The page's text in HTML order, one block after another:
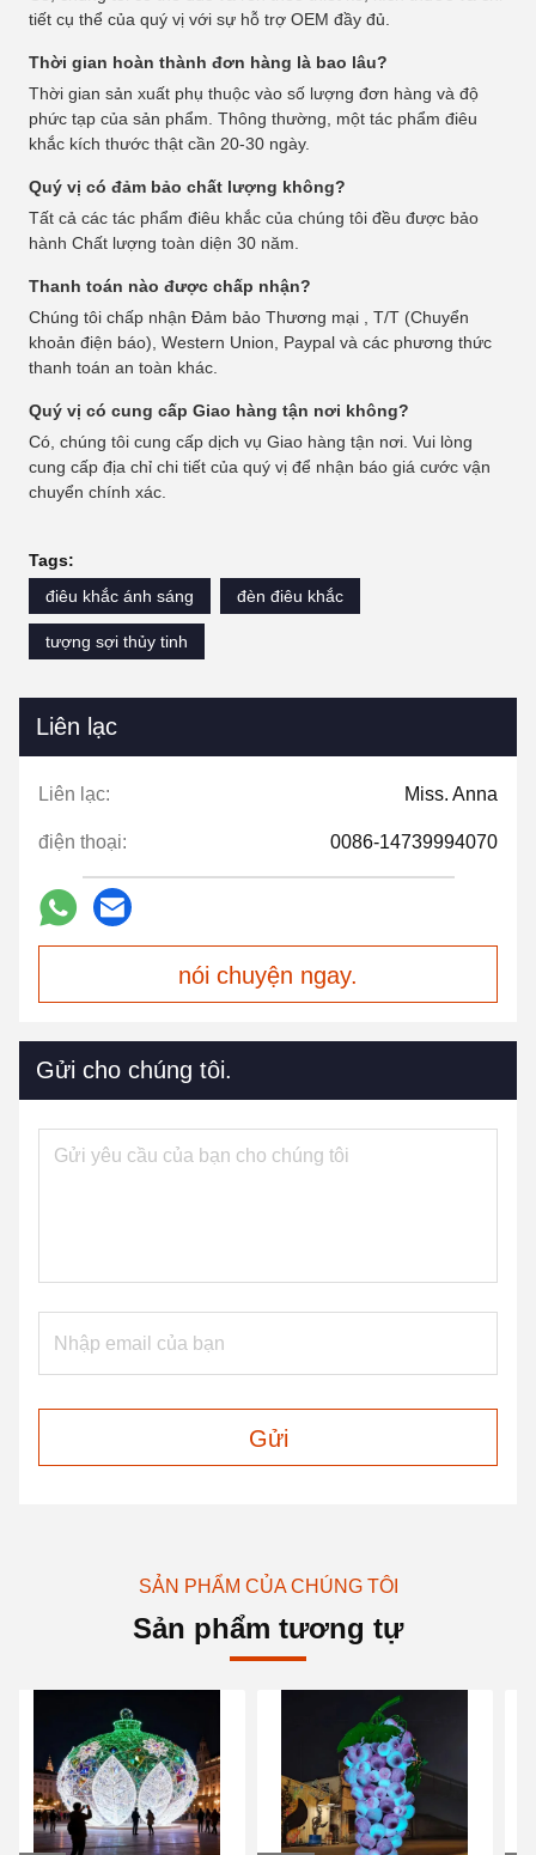
tiết cụ thể của quý vị với sự hỗ trợ OEM đầy đủ.
Thời gian hoàn thành đơn hàng là bao lâu?
Thời gian sản xuất phụ thuộc vào số lượng đơn hàng và độ
phức tạp của sản phẩm. Thông thường, một tác phẩm điêu
khắc kích thước thật cần 20-30 ngày.
Quý vị có đảm bảo chất lượng không?
Tất cả các tác phẩm điêu khắc của chúng tôi đều được bảo
hành Chất lượng toàn diện 30 năm.
Thanh toán nào được chấp nhận?
Chúng tôi chấp nhận Đảm bảo Thương mại , T/T (Chuyển
khoản điện báo), Western Union, Paypal và các phương thức
thanh toán an toàn khác.
Quý vị có cung cấp Giao hàng tận nơi không?
Có, chúng tôi cung cấp dịch vụ Giao hàng tận nơi. Vui lòng
cung cấp địa chỉ chi tiết của quý vị để nhận báo giá cước vận
chuyển chính xác.
Tags:
điêu khắc ánh sáng
đèn điêu khắc
tượng sợi thủy tinh
Liên lạc
Liên lạc: Miss. Anna
điện thoại: 0086-14739994070
nói chuyện ngay.
Gửi cho chúng tôi.
Gửi
SẢN PHẨM CỦA CHÚNG TÔI
Sản phẩm tương tự